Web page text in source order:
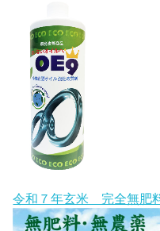
令和７年玄米 完全無肥